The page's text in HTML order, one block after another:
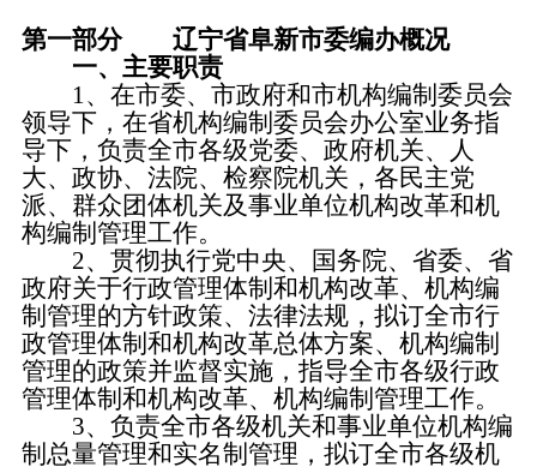
第一部分 辽宁省阜新市委编办概况
一、主要职责
1、在市委、市政府和市机构编制委员会
领导下，在省机构编制委员会办公室业务指
导下，负责全市各级党委、政府机关、人
大、政协、法院、检察院机关，各民主党
派、群众团体机关及事业单位机构改革和机
构编制管理工作。
2、贯彻执行党中央、国务院、省委、省
政府关于行政管理体制和机构改革、机构编
制管理的方针政策、法律法规，拟订全市行
政管理体制和机构改革总体方案、机构编制
管理的政策并监督实施，指导全市各级行政
管理体制和机构改革、机构编制管理工作。
3、负责全市各级机关和事业单位机构编
制总量管理和实名制管理，拟订全市各级机